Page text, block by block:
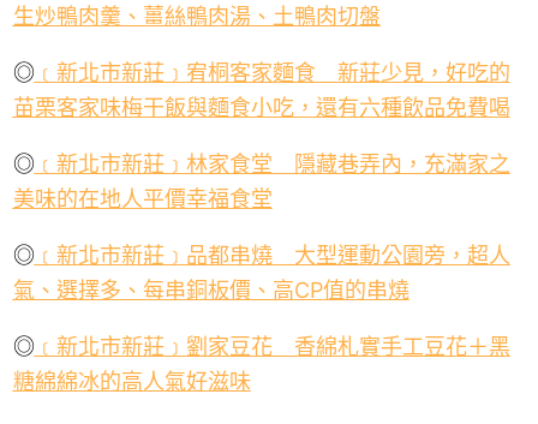
生炒鴨肉羹、薑絲鴨肉湯、土鴨肉切盤
◎ ﹝新北市新莊﹞宥桐客家麵食 新莊少見，好吃的
苗栗客家味梅干飯與麵食小吃，還有六種飲品免費喝
◎ ﹝新北市新莊﹞林家食堂 隱藏巷弄內，充滿家之
美味的在地人平價幸福食堂
◎ ﹝新北市新莊﹞品都串燒 大型運動公園旁，超人
氣、選擇多、每串銅板價、高CP值的串燒
◎ ﹝新北市新莊﹞劉家豆花 香綿札實手工豆花＋黑
糖綿綿冰的高人氣好滋味